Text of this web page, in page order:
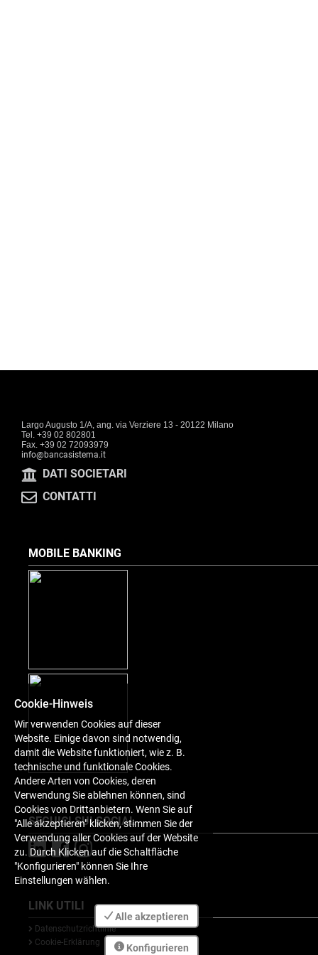
Largo Augusto 1/A, ang. via Verziere 13 - 20122 Milano
Tel. +39 02 802801
Fax. +39 02 72093979
info@bancasistema.it
DATI SOCIETARI
CONTATTI
MOBILE BANKING
SEGUICI SUI SOCIAL
LINK UTILI
Datenschutzrichtlinie
Cookie-Erklärung
Cookie-Hinweis
Wir verwenden Cookies auf dieser
Website. Einige davon sind notwendig,
damit die Website funktioniert, wie z. B.
technische und funktionale Cookies.
Andere Arten von Cookies, deren
Verwendung Sie ablehnen können, sind
Cookies von Drittanbietern. Wenn Sie auf
"Alle akzeptieren" klicken, stimmen Sie der
Verwendung aller Cookies auf der Website
zu. Durch Klicken auf die Schaltfläche
"Konfigurieren" können Sie Ihre
Einstellungen wählen.
Alle akzeptieren
Konfigurieren